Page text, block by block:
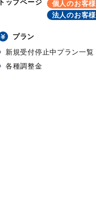
トップページ
個人のお客様
法人のお客様
プラン
新規受付停止中プラン一覧
各種調整金